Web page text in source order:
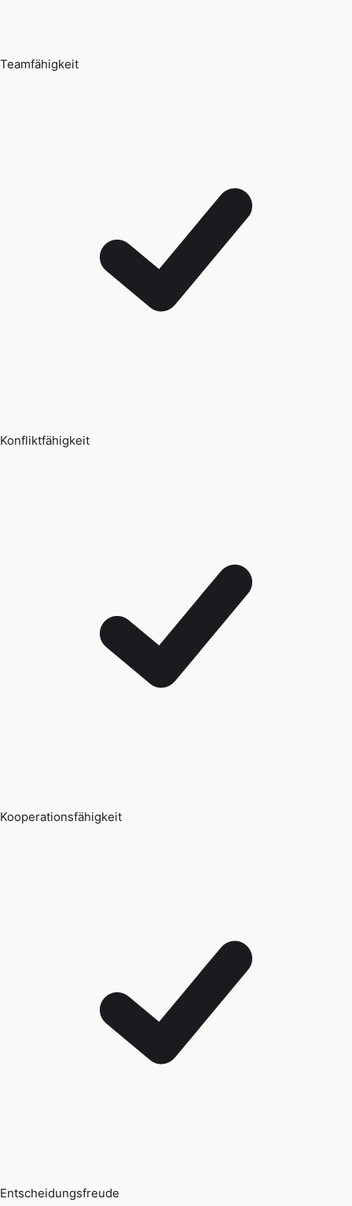
Teamfähigkeit
Konfliktfähigkeit
Kooperationsfähigkeit
Entscheidungsfreude